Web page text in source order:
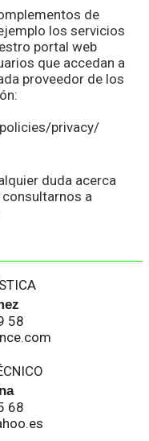
de
los servicios
portal web
que accedan a
proveedor de los
privacy/
duda acerca
a
58
68